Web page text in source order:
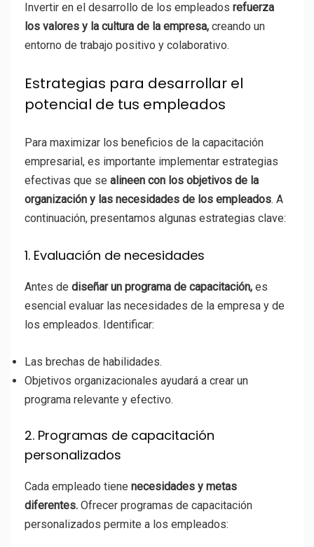
Invertir en el desarrollo de los empleados refuerza
los valores y la cultura de la empresa, creando un
entorno de trabajo positivo y colaborativo.
Estrategias para desarrollar el
potencial de tus empleados
Para maximizar los beneficios de la capacitación
empresarial, es importante implementar estrategias
efectivas que se alineen con los objetivos de la
organización y las necesidades de los empleados. A
continuación, presentamos algunas estrategias clave:
1. Evaluación de necesidades
Antes de diseñar un programa de capacitación, es
esencial evaluar las necesidades de la empresa y de
los empleados. Identificar:
Las brechas de habilidades.
Objetivos organizacionales ayudará a crear un
programa relevante y efectivo.
2. Programas de capacitación
personalizados
Cada empleado tiene necesidades y metas
diferentes. Ofrecer programas de capacitación
personalizados permite a los empleados: